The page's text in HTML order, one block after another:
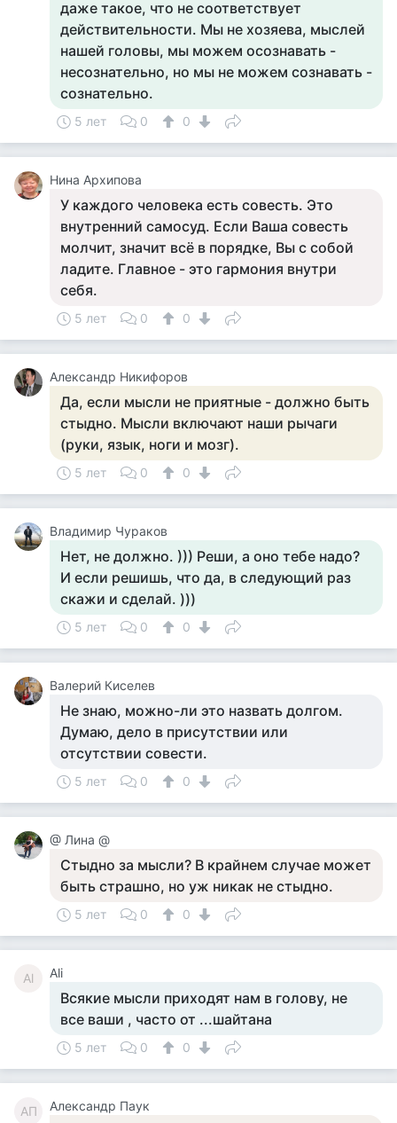
даже такое, что не соответствует
действительности. Мы не хозяева, мыслей
нашей головы, мы можем осознавать -
несознательно, но мы не можем сознавать -
сознательно.
5 лет 0 0
Нина Архипова
У каждого человека есть совесть. Это
внутренний самосуд. Если Ваша совесть
молчит, значит всё в порядке, Вы с собой
ладите. Главное - это гармония внутри
себя.
5 лет 0 0
Александр Никифоров
Да, если мысли не приятные - должно быть
стыдно. Мысли включают наши рычаги
(руки, язык, ноги и мозг).
5 лет 0 0
Владимир Чураков
Нет, не должно. ))) Реши, а оно тебе надо?
И если решишь, что да, в следующий раз
скажи и сделай. )))
5 лет 0 0
Валерий Киселев
Не знаю, можно-ли это назвать долгом.
Думаю, дело в присутствии или
отсутствии совести.
5 лет 0 0
@ Лина @
Стыдно за мысли? В крайнем случае может
быть страшно, но уж никак не стыдно.
5 лет 0 0
Al Ali
Всякие мысли приходят нам в голову, не
все ваши , часто от ...шайтана
5 лет 0 0
АП Александр Паук